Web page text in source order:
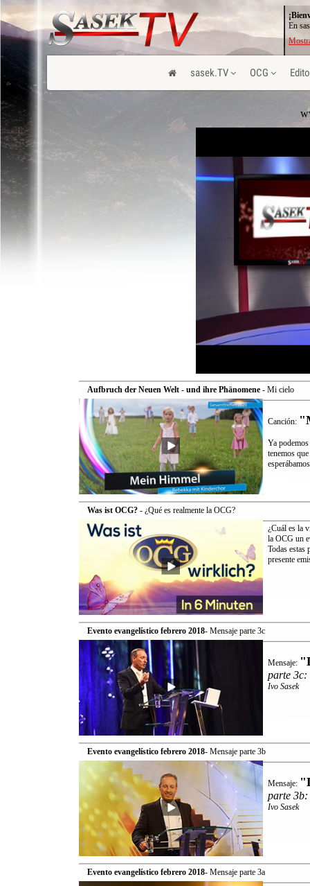
sasek.TV OCG
En
Aufbruch der Neuen Welt - und ihre Phänomene - Mi cielo
Canción:
Ya
tenemos
Was ist OCG? - ¿Qué es realmente la OCG?
¿Cuál es la
la OCG un
Todas estas
presente
Evento evangelístico febrero 2018- Mensaje parte 3c
Mensaje:
parte
Ivo Sasek
Evento evangelístico febrero 2018- Mensaje parte 3b
Mensaje:
parte
Ivo Sasek
Evento evangelístico febrero 2018- Mensaje parte 3a